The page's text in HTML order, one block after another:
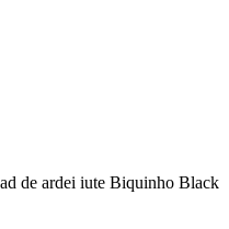
de ardei iute Biquinho Black